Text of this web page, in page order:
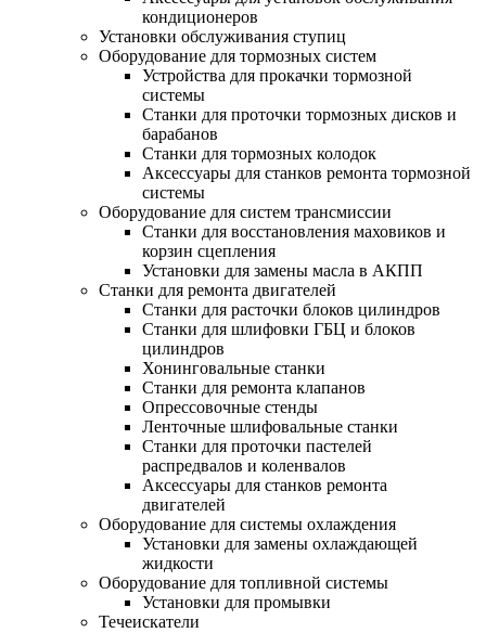
кондиционеров
Установки обслуживания ступиц
Оборудование для тормозных систем
Устройства для прокачки тормозной
системы
Станки для проточки тормозных дисков и
барабанов
Станки для тормозных колодок
Аксессуары для станков ремонта тормозной
системы
Оборудование для систем трансмиссии
Станки для восстановления маховиков и
корзин сцепления
Установки для замены масла в АКПП
Станки для ремонта двигателей
Станки для расточки блоков цилиндров
Станки для шлифовки ГБЦ и блоков
цилиндров
Хонинговальные станки
Станки для ремонта клапанов
Опрессовочные стенды
Ленточные шлифовальные станки
Станки для проточки пастелей
распредвалов и коленвалов
Аксессуары для станков ремонта
двигателей
Оборудование для системы охлаждения
Установки для замены охлаждающей
жидкости
Оборудование для топливной системы
Установки для промывки
Течеискатели